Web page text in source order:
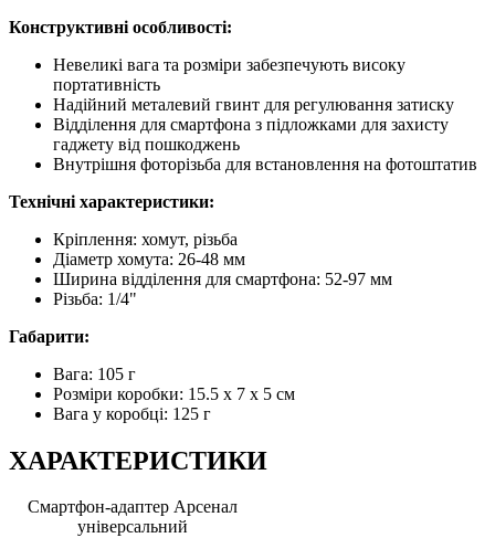
Конструктивні особливості:
Невеликі вага та розміри забезпечують високу
портативність
Надійний металевий гвинт для регулювання затиску
Відділення для смартфона з підложками для захисту
гаджету від пошкоджень
Внутрішня фоторізьба для встановлення на фотоштатив
Технічні характеристики:
Кріплення: хомут, різьба
Діаметр хомута: 26-48 мм
Ширина відділення для смартфона: 52-97 мм
Різьба: 1/4"
Габарити:
Вага: 105 г
Розміри коробки: 15.5 x 7 x 5 см
Вага у коробці: 125 г
ХАРАКТЕРИСТИКИ
Смартфон-адаптер Арсенал
універсальний